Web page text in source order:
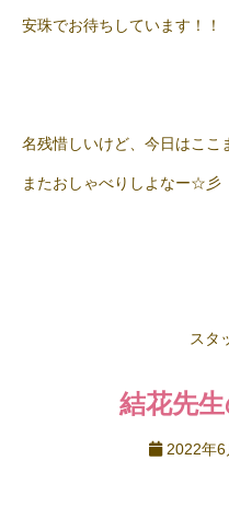
安珠でお待ちしています！！
名残惜しいけど、今日はここ
またおしゃべりしよなー☆彡
スタ
結花先
2022年6